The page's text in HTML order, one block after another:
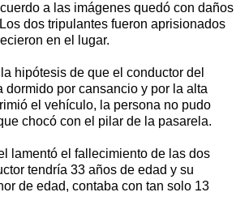
a las imágenes quedó con daños
dos tripulantes fueron aprisionados
en el lugar.
hipótesis de que el conductor del
dormido por cansancio y por la alta
el vehículo, la persona no pudo
chocó con el pilar de la pasarela.
lamentó el fallecimiento de las dos
tendría 33 años de edad y su
de edad, contaba con tan solo 13